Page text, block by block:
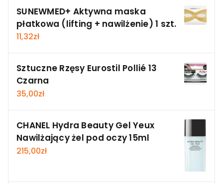
SUNEWMED+ Aktywna maska
płatkowa (lifting + nawilżenie) 1 szt.
11,32zł
Sztuczne Rzęsy Eurostil Pollié 13
Czarna
35,00zł
CHANEL Hydra Beauty Gel Yeux
Nawilżający żel pod oczy 15ml
215,00zł